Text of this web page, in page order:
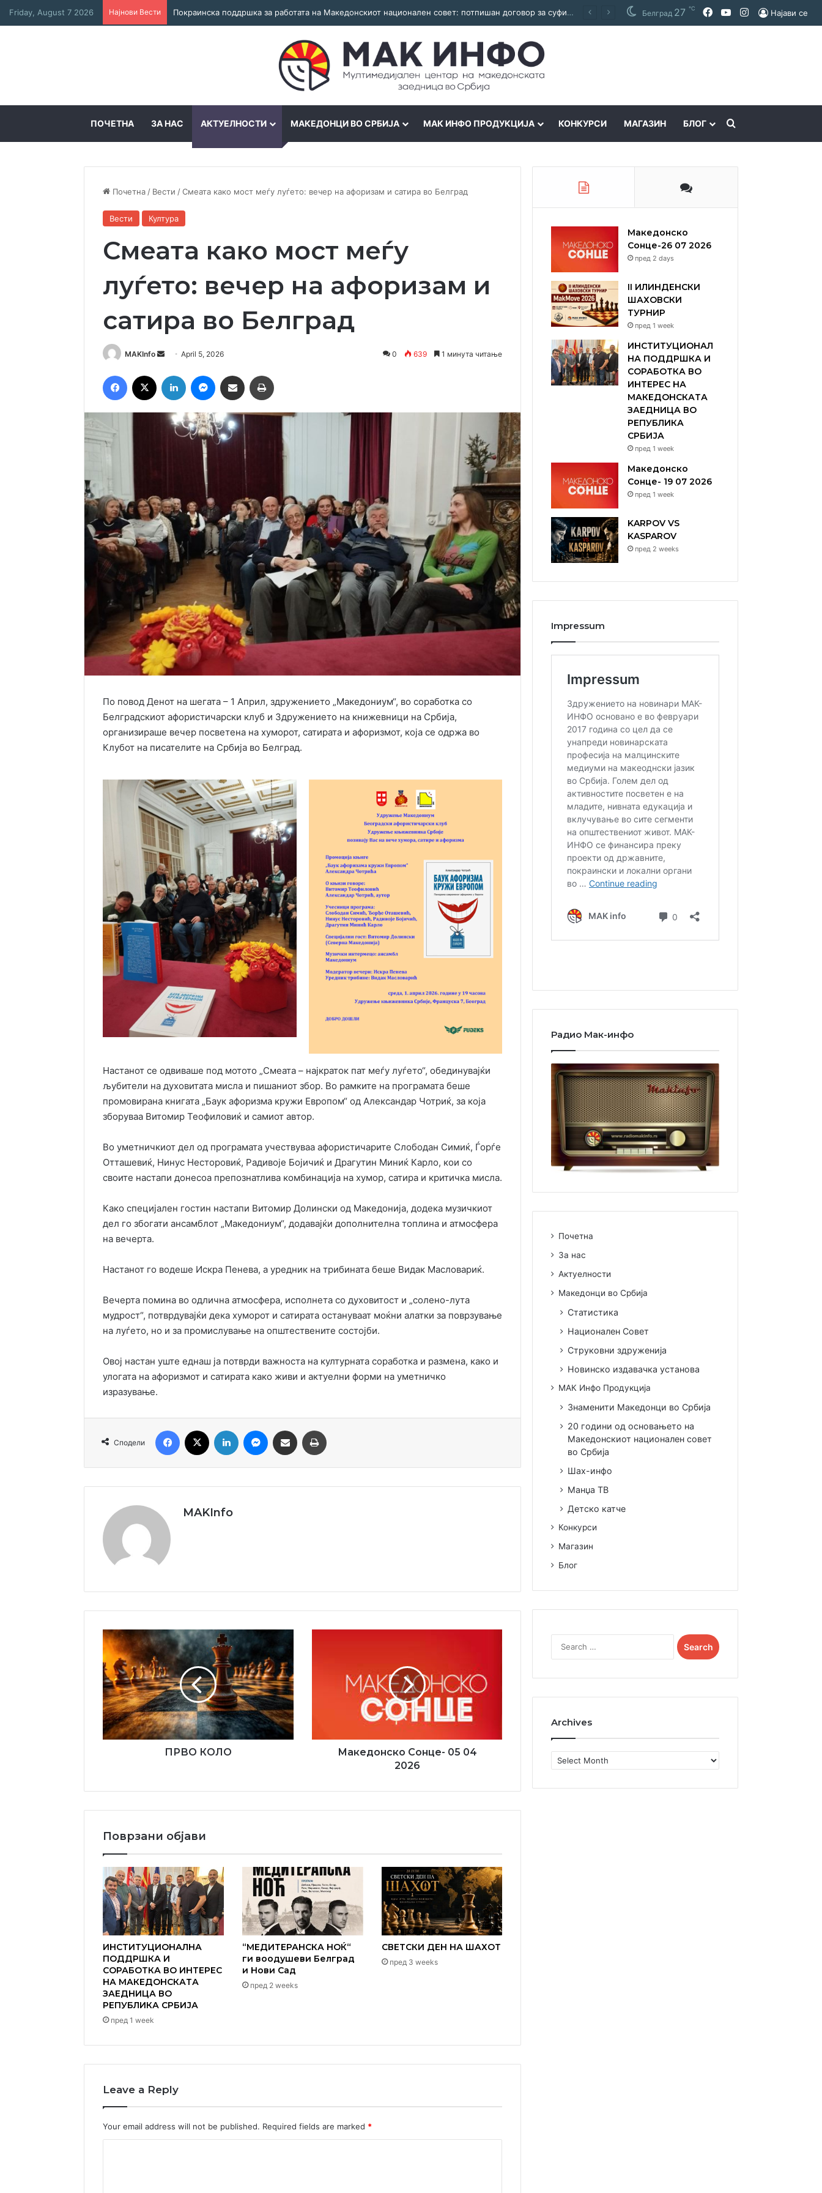
Friday, August 7 2026 Најнови Вести Покраинска поддршка за работата на Македонскиот национален совет: потпишан договор за суфинансирање на активностите Белград 27 ℃ Facebook
YouTubeInstagram
Најави се
ПОЧЕТНА ЗА НАС АКТУЕЛНОСТИ МАКЕДОНЦИ ВО СРБИЈА МАК ИНФО ПРОДУКЦИЈА КОНКУРСИ МАГАЗИН БЛОГ
Почетна / Вести /Смеата како мост меѓу луѓето: вечер на афоризам и сатира во Белград
Вести Култура
Смеата како мост меѓу
луѓето: вечер на афоризам и
сатира во Белград
MAKInfo
Send
email
April 5, 2026 0 639 1 минута читање
Facebook LinkedIn MessengerСподели преку Емаил
По повод Денот на шегата – 1 Април, здружението „Македониум“, во соработка со
Белградскиот афористичарски клуб и Здружението на книжевници на Србија,
организираше вечер посветена на хуморот, сатирата и афоризмот, која се одржа во
Клубот на писателите на Србија во Белград.
Настанот се одвиваше под мотото „Смеата – најкраток пат меѓу луѓето“, обединувајќи
љубители на духовитата мисла и пишаниот збор. Во рамките на програмата беше
промовирана книгата „Баук афоризма кружи Европом“ од Александар Чотриќ, за која
зборуваа Витомир Теофиловиќ и самиот автор.
Во уметничкиот дел од програмата учествуваа афористичарите Слободан Симиќ, Ѓорѓе
Отташевиќ, Нинус Несторовиќ, Радивоје Бојичиќ и Драгутин Миниќ Карло, кои со
своите настапи донесоа препознатлива комбинација на хумор, сатира и критичка мисла.
Како специјален гостин настапи Витомир Долински од Македонија, додека музичкиот
дел го збогати ансамблот „Македониум“, додавајќи дополнителна топлина и атмосфера
на вечерта.
Настанот го водеше Искра Пенева, а уредник на трибината беше Видак Масловариќ.
Вечерта помина во одлична атмосфера, исполнета со духовитост и „солено-лута
мудрост“, потврдувајќи дека хуморот и сатирата остануваат моќни алатки за поврзување
на луѓето, но и за промислување на општествените состојби.
Овој настан уште еднаш ја потврди важноста на културната соработка и размена, како и
улогата на афоризмот и сатирата како живи и актуелни форми на уметничко
изразување.
Сподели
Facebook LinkedIn MessengerСподели преку Емаил
MAKInfo
ПРВО
КОЛО
ПРВО КОЛО
Македонско Сонце- 05 04
2026
Поврзани објави
ИНСТИТУЦИОНАЛНА
ПОДДРШКА И
СОРАБОТКА ВО ИНТЕРЕС
НА МАКЕДОНСКАТА
ЗАЕДНИЦА ВО
РЕПУБЛИКА СРБИЈА
пред 1 week
“МЕДИТЕРАНСКА НОЌ“
ги воодушеви Белград
и Нови Сад
пред 2 weeks
СВЕТСКИ ДЕН НА ШАХОТ
пред 3 weeks
Leave a Reply
Your email address will not be published. Required fields are marked *
Македонско
Сонце-26 07 2026
пред 2 days
II ИЛИНДЕНСКИ
ШАХОВСКИ
ТУРНИР
пред 1 week
ИНСТИТУЦИОНАЛ
НА ПОДДРШКА И
СОРАБОТКА ВО
ИНТЕРЕС НА
МАКЕДОНСКАТА
ЗАЕДНИЦА ВО
РЕПУБЛИКА
СРБИЈА
пред 1 week
Македонско
Сонце- 19 07 2026
пред 1 week
KARPOV VS
KASPAROV
пред 2 weeks
Impressum
Радио Мак-инфо
Почетна
За нас
Актуелности
Македонци во Србија
Статистика
Национален Совет
Струковни здруженија
Новинско издавачка установа
МАК Инфо Продукција
Знаменити Македонци во Србија
20 години од основањето на
Македонскиот национален совет
во Србија
Шах-инфо
Манџа ТВ
Детско катче
Конкурси
Магазин
Блог
Search
for:
Archives
Archives